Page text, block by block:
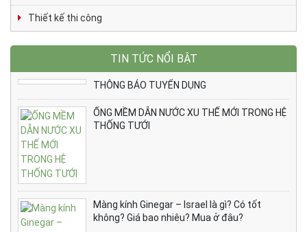
Thiết kế thi công
TIN TỨC NỔI BẬT
THÔNG BÁO TUYỂN DỤNG
ỐNG MỀM DẪN NƯỚC XU THẾ MỚI TRONG HỆ
THỐNG TƯỚI
Màng kính Ginegar – Israel là gì? Có tốt
không? Giá bao nhiêu? Mua ở đâu?